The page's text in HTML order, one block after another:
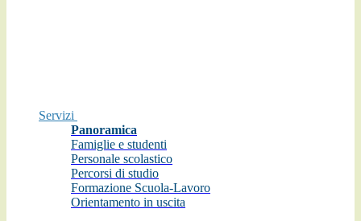
Servizi
Panoramica
Famiglie e studenti
Personale scolastico
Percorsi di studio
Formazione Scuola-Lavoro
Orientamento in uscita